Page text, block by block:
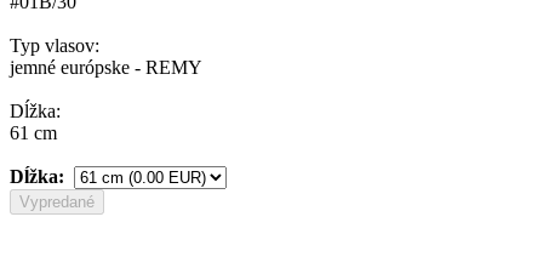
Typ vlasov:
jemné európske - REMY
Dĺžka:
61 cm
Dĺžka:
Vypredané